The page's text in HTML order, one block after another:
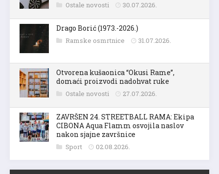
Ostale novosti 30.07.2026.
Drago Borić (1973.-2026.)
Ramske osmrtnice 31.07.2026.
Otvorena kušaonica “Okusi Rame”,
domaći proizvodi nadohvat ruke
Ostale novosti 27.07.2026.
ZAVRŠEN 24. STREETBALL RAMA: Ekipa
CIBONA Aqua Flamm osvojila naslov
nakon sjajne završnice
Sport 02.08.2026.